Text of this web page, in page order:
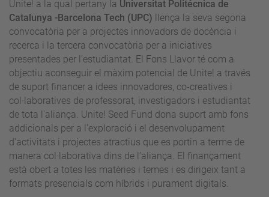
Unite! a la qual pertany la Universitat Politécnica de
Catalunya -Barcelona Tech (UPC) llença la seva segona
convocatòria per a projectes innovadors de docència i
recerca i la tercera convocatòria per a iniciatives
presentades per l’estudiantat. El Fons Llavor té com a
objectiu aconseguir el màxim potencial de Unite! a través
de suport financer a idees innovadores, co-creatives i
col·laboratives de professorat, investigadors i estudiantat
de tota l'aliança. Unite! Seed Fund dona suport amb fons
addicionals per a l'exploració i el desenvolupament
d'activitats i projectes atractius que es portin a terme de
manera col·laborativa dins de l’aliança. El finançament
està obert a totes les matèries i temes i es dirigeix tant a
formats presencials com híbrids i purament digitals.